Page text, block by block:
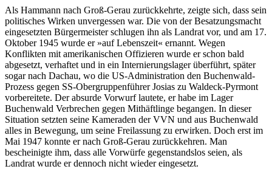
Als Hammann nach Groß-Gerau zurückkehrte, zeigte sich, dass sein
politisches Wirken unvergessen war. Die von der Besatzungsmacht
eingesetzten Bürgermeister schlugen ihn als Landrat vor, und am 17.
Oktober 1945 wurde er »auf Lebenszeit« ernannt. Wegen
Konflikten mit amerikanischen Offizieren wurde er schon bald
abgesetzt, verhaftet und in ein Internierungslager überführt, später
sogar nach Dachau, wo die US-Administration den Buchenwald-
Prozess gegen SS-Obergruppenführer Josias zu Waldeck-Pyrmont
vorbereitete. Der absurde Vorwurf lautete, er habe im Lager
Buchenwald Verbrechen gegen Mithäftlinge begangen. In dieser
Situation setzten seine Kameraden der VVN und aus Buchenwald
alles in Bewegung, um seine Freilassung zu erwirken. Doch erst im
Mai 1947 konnte er nach Groß-Gerau zurückkehren. Man
bescheinigte ihm, dass alle Vorwürfe gegenstandslos seien, als
Landrat wurde er dennoch nicht wieder eingesetzt.